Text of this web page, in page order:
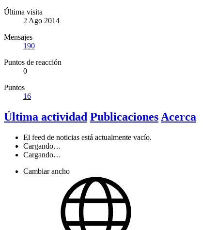
Última visita
2 Ago 2014
Mensajes
190
Puntos de reacción
0
Puntos
16
Última actividad Publicaciones Acerca
El feed de noticias está actualmente vacío.
Cargando…
Cargando…
Cambiar ancho